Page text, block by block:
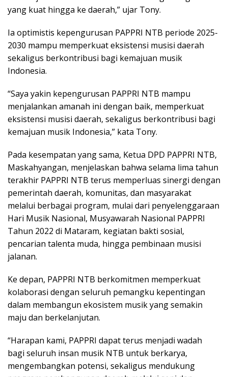
yang kuat hingga ke daerah,” ujar Tony.
Ia optimistis kepengurusan PAPPRI NTB periode 2025-
2030 mampu memperkuat eksistensi musisi daerah
sekaligus berkontribusi bagi kemajuan musik
Indonesia.
“Saya yakin kepengurusan PAPPRI NTB mampu
menjalankan amanah ini dengan baik, memperkuat
eksistensi musisi daerah, sekaligus berkontribusi bagi
kemajuan musik Indonesia,” kata Tony.
Pada kesempatan yang sama, Ketua DPD PAPPRI NTB,
Maskahyangan, menjelaskan bahwa selama lima tahun
terakhir PAPPRI NTB terus memperluas sinergi dengan
pemerintah daerah, komunitas, dan masyarakat
melalui berbagai program, mulai dari penyelenggaraan
Hari Musik Nasional, Musyawarah Nasional PAPPRI
Tahun 2022 di Mataram, kegiatan bakti sosial,
pencarian talenta muda, hingga pembinaan musisi
jalanan.
Ke depan, PAPPRI NTB berkomitmen memperkuat
kolaborasi dengan seluruh pemangku kepentingan
dalam membangun ekosistem musik yang semakin
maju dan berkelanjutan.
“Harapan kami, PAPPRI dapat terus menjadi wadah
bagi seluruh insan musik NTB untuk berkarya,
mengembangkan potensi, sekaligus mendukung